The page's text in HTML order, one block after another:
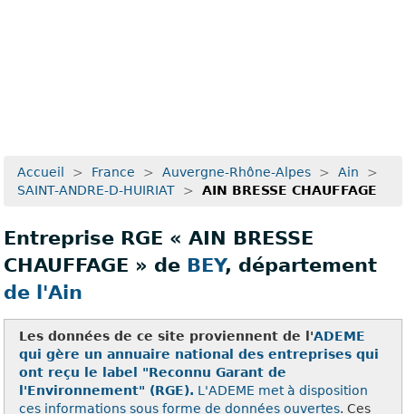
Accueil > France > Auvergne-Rhône-Alpes > Ain
>
SAINT-ANDRE-D-HUIRIAT
> AIN BRESSE CHAUFFAGE
Entreprise RGE « AIN BRESSE
CHAUFFAGE » de BEY, département
de l'Ain
Les données de ce site proviennent de l'ADEME
qui gère un annuaire national des entreprises qui
ont reçu le label "Reconnu Garant de
l'Environnement" (RGE). L'ADEME met à disposition
ces informations sous forme de données ouvertes. Ces